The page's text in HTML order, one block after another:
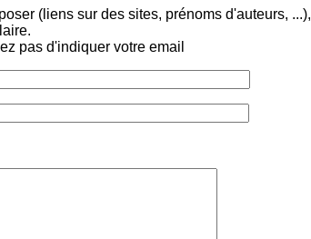
(liens sur des sites, prénoms d'auteurs, ...),
pas d'indiquer votre email